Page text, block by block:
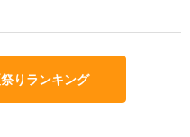
りランキング